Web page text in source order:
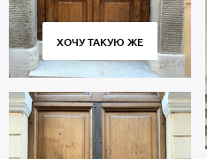
ХОЧУ ТАКУЮ ЖЕ